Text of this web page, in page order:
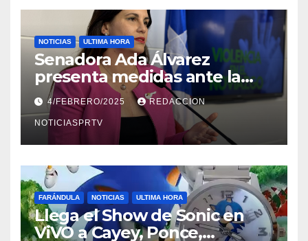
NOTICIAS ULTIMA HORA
Senadora Ada Álvarez
presenta medidas ante la
violencia en el noviazgo
4/FEBRERO/2025 REDACCION
NOTICIASPRTV
FARÁNDULA NOTICIAS ULTIMA HORA
Llega el Show de Sonic en
ViVO a Cayey, Ponce,